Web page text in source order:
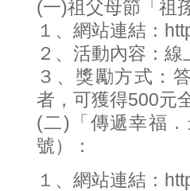
(一)祖父母節「祖
１、網站連結：
２、活動內容：線
３、獎勵方式：
者，可獲得500元
(二)「傳遞幸福
號）：
１、網站連結：